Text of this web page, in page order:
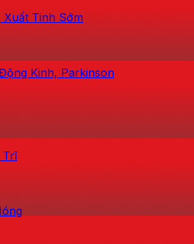
Xuất Tinh Sớm
Kinh, Parkinson
Trĩ